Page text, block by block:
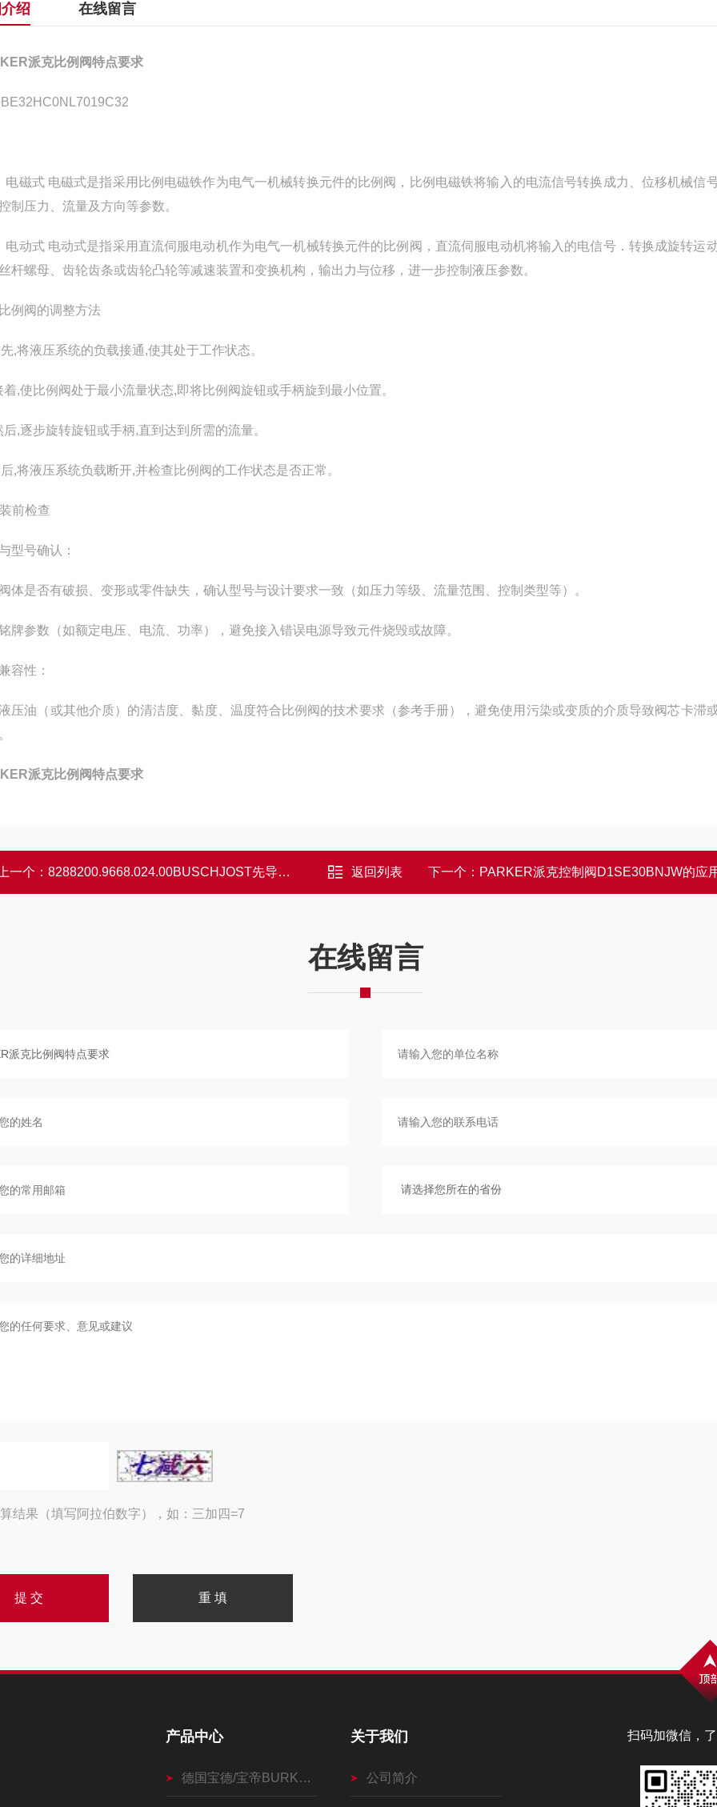
绍 在线留言
派克比例阀特点要求
电磁式 电磁式是指采用比例电磁铁作为电气一机械转换元件的比例阀，比例电磁铁将输入的电流信号转换成力、位移机械信
制压力、流量及方向等参数。
电动式 电动式是指采用直流伺服电动机作为电气一机械转换元件的比例阀，直流伺服电动机将输入的电信号．转换成旋转运
杆螺母、齿轮齿条或齿轮凸轮等减速装置和变换机构，输出力与位移，进一步控制液压参数。
例阀的调整方法
,将液压系统的负载接通,使其处于工作状态。
着,使比例阀处于最小流量状态,即将比例阀旋钮或手柄旋到最小位置。
后,逐步旋转旋钮或手柄,直到达到所需的流量。
,将液压系统负载断开,并检查比例阀的工作状态是否正常。
前检查
型号确认：
体是否有破损、变形或零件缺失，确认型号与设计要求一致（如压力等级、流量范围、控制类型等）。
牌参数（如额定电压、电流、功率），避免接入错误电源导致元件烧毁或故障。
容性：
压油（或其他介质）的清洁度、黏度、温度符合比例阀的技术要求（参考手册），避免使用污染或变质的介质导致阀芯卡滞
派克比例阀特点要求
一个： 8288200.9668.024.00BUSCHJOST先导式电磁阀选购条件 返回列表 下一个： PARKER派克控制阀D1SE30BNJW的应用领
在线留言
结果（填写阿拉伯数字），如：三加四=7
扫码加微信，
产品中心
德国宝德/宝帝BURKERT
关于我们
公司简介